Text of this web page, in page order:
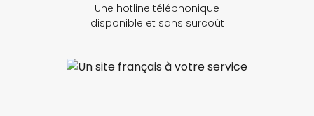
Une hotline téléphonique
disponible et sans surcoût